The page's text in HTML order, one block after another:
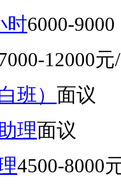
时6000-
12000元
班） 面议
理面议
4500-8000